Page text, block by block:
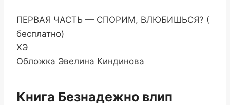
ПЕРВАЯ ЧАСТЬ — СПОРИМ, ВЛЮБИШЬСЯ? (
бесплатно)
ХЭ
Обложка Эвелина Киндинова
Книга Безнадежно влип